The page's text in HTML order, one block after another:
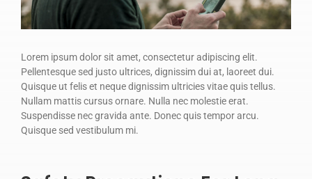
Lorem ipsum dolor sit amet, consectetur adipiscing elit.
Pellentesque sed justo ultrices, dignissim dui at, laoreet dui.
Quisque ut felis et neque dignissim ultricies vitae quis tellus.
Nullam mattis cursus ornare. Nulla nec molestie erat.
Suspendisse nec gravida ante. Donec quis tempor arcu.
Quisque sed vestibulum mi.